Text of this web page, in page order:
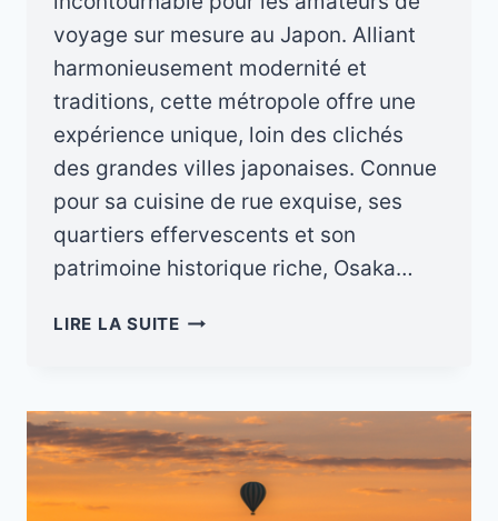
voyage sur mesure au Japon. Alliant
harmonieusement modernité et
traditions, cette métropole offre une
expérience unique, loin des clichés
des grandes villes japonaises. Connue
pour sa cuisine de rue exquise, ses
quartiers effervescents et son
patrimoine historique riche, Osaka…
LIRE LA SUITEVISITER
À
LIRE
ABSOLUMENT